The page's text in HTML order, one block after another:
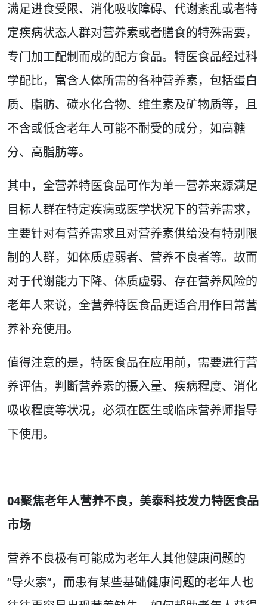
满足进食受限、消化吸收障碍、代谢紊乱或者特
定疾病状态人群对营养素或者膳食的特殊需要，
专门加工配制而成的配方食品。特医食品经过科
学配比，富含人体所需的各种营养素，包括蛋白
质、脂肪、碳水化合物、维生素及矿物质等，且
不含或低含老年人可能不耐受的成分，如高糖
分、高脂肪等。
其中，全营养特医食品可作为单一营养来源满足
目标人群在特定疾病或医学状况下的营养需求，
主要针对有营养需求且对营养素供给没有特别限
制的人群，如体质虚弱者、营养不良者等。故而
对于代谢能力下降、体质虚弱、存在营养风险的
老年人来说，全营养特医食品更适合用作日常营
养补充使用。
值得注意的是，特医食品在应用前，需要进行营
养评估，判断营养素的摄入量、疾病程度、消化
吸收程度等状况，必须在医生或临床营养师指导
下使用。
04聚焦老年人营养不良，美泰科技发力特医食品
市场
营养不良极有可能成为老年人其他健康问题的
“导火索”，而患有某些基础健康问题的老年人也